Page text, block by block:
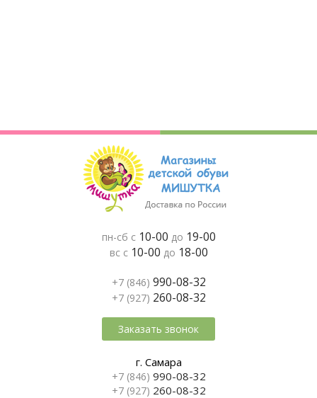
пн-сб с 10-00 до 19-00
вс с 10-00 до 18-00
+7 (846) 990-08-32
+7 (927) 260-08-32
Заказать звонок
г. Самара
+7 (846) 990-08-32
+7 (927) 260-08-32